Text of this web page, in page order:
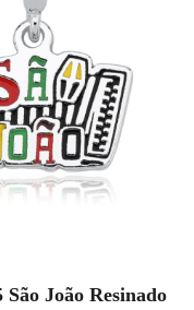
João Resinado